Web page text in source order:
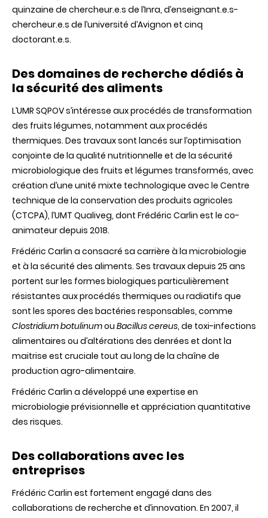
quinzaine de chercheur.e.s de l’Inra, d’enseignant.e.s-
chercheur.e.s de l’université d’Avignon et cinq
doctorant.e.s.
Des domaines de recherche dédiés à
la sécurité des aliments
L’UMR SQPOV s’intéresse aux procédés de transformation
des fruits légumes, notamment aux procédés
thermiques. Des travaux sont lancés sur l’optimisation
conjointe de la qualité nutritionnelle et de la sécurité
microbiologique des fruits et légumes transformés, avec
création d’une unité mixte technologique avec le Centre
technique de la conservation des produits agricoles
(CTCPA), l’UMT Qualiveg, dont Frédéric Carlin est le co-
animateur depuis 2018.
Frédéric Carlin a consacré sa carrière à la microbiologie
et à la sécurité des aliments. Ses travaux depuis 25 ans
portent sur les formes biologiques particulièrement
résistantes aux procédés thermiques ou radiatifs que
sont les spores des bactéries responsables, comme
Clostridium botulinumou Bacillus cereus, de toxi-infections
alimentaires ou d’altérations des denrées et dont la
maitrise est cruciale tout au long de la chaîne de
production agro-alimentaire.
Frédéric Carlin a développé une expertise en
microbiologie prévisionnelle et appréciation quantitative
des risques.
Des collaborations avec les
entreprises
Frédéric Carlin est fortement engagé dans des
collaborations de recherche et d’innovation. En 2007, il